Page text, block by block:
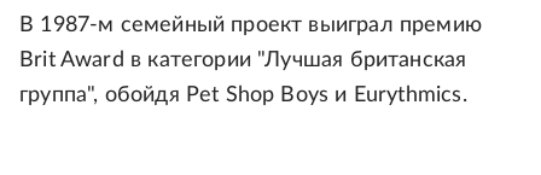
В 1987-м семейный проект выиграл премию
Brit Award в категории "Лучшая британская
группа", обойдя Pet Shop Boys и Eurythmics.